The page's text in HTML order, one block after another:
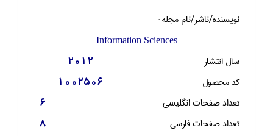
نویسنده/ناشر/نام مجله :
Information Sciences
سال انتشار 2012
کد محصول 1002506
تعداد صفحات انگليسی 6
تعداد صفحات فارسی 8